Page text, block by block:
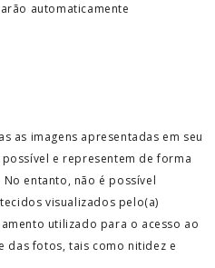
automaticamente
as imagens apresentadas em seu
e representem de forma
entanto, não é possível
visualizados pelo(a)
utilizado para o acesso ao
das fotos, tais como nitidez e